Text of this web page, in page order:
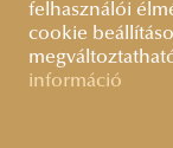
felhasználói
cookie
információ